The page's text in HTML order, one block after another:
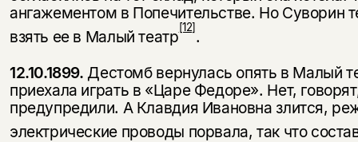
ангажементом в Попечительстве. Но Суворин
взять ее в Малый театр[12].
12.10.1899. Дестомб вернулась опять в Малый
приехала играть в «Царе Федоре». Нет,
предупредили. А Клавдия Ивановна злится,
электрические проводы порвала, так что